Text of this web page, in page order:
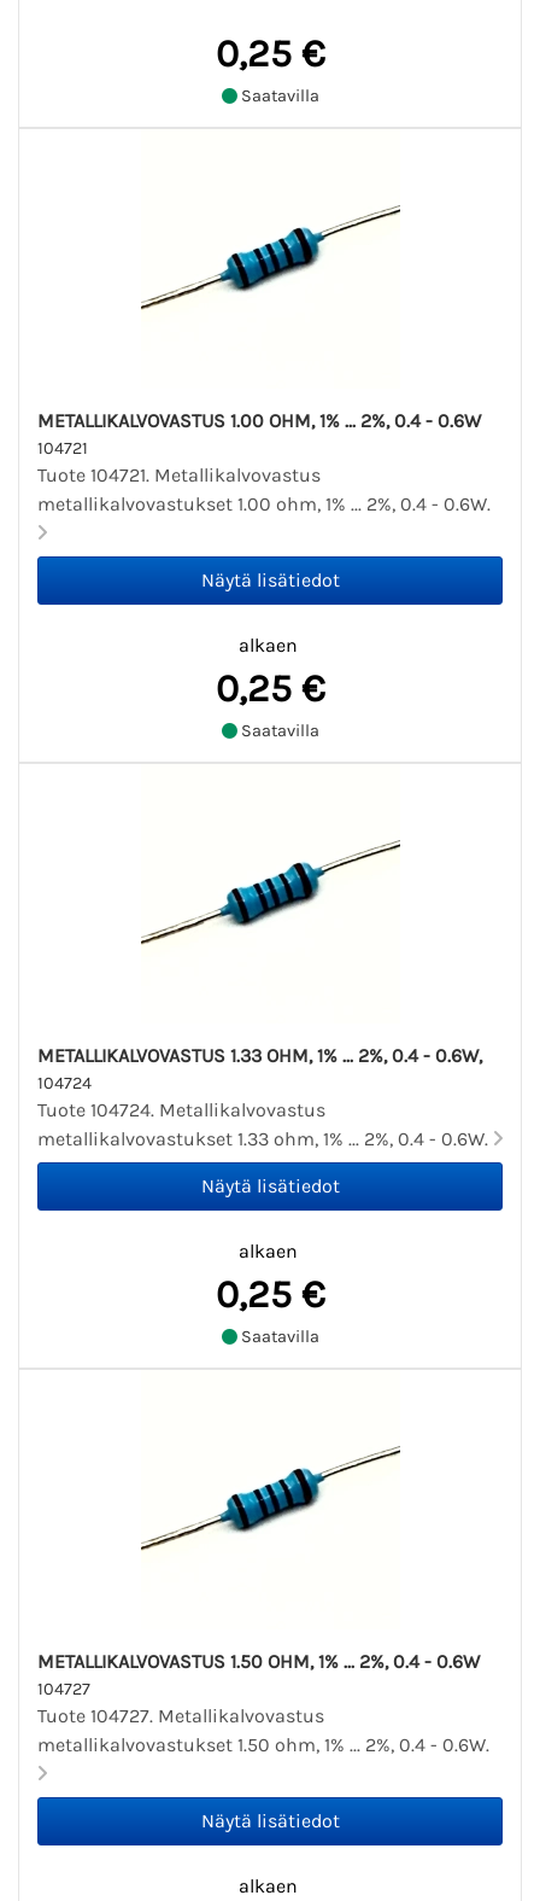
0,25 €
Saatavilla
METALLIKALVOVASTUS 1.00 OHM, 1% ... 2%, 0.4 - 0.6W
104721
Tuote 104721. Metallikalvovastus
metallikalvovastukset 1.00 ohm, 1% ... 2%, 0.4 - 0.6W.
alkaen
0,25 €
Saatavilla
METALLIKALVOVASTUS 1.33 OHM, 1% ... 2%, 0.4 - 0.6W,
104724
Tuote 104724. Metallikalvovastus
metallikalvovastukset 1.33 ohm, 1% ... 2%, 0.4 - 0.6W.
alkaen
0,25 €
Saatavilla
METALLIKALVOVASTUS 1.50 OHM, 1% ... 2%, 0.4 - 0.6W
104727
Tuote 104727. Metallikalvovastus
metallikalvovastukset 1.50 ohm, 1% ... 2%, 0.4 - 0.6W.
alkaen